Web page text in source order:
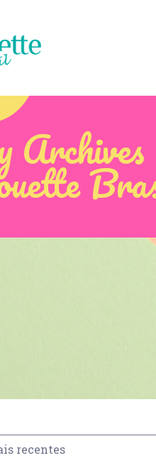
recentes